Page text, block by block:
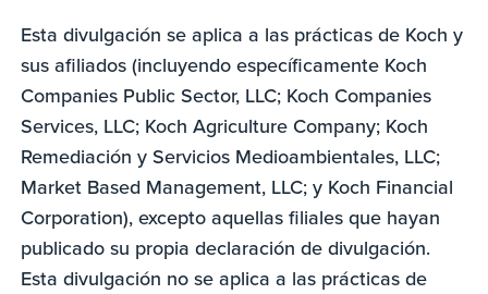
Esta divulgación se aplica a las prácticas de Koch y
sus afiliados (incluyendo específicamente Koch
Companies Public Sector, LLC; Koch Companies
Services, LLC; Koch Agriculture Company; Koch
Remediación y Servicios Medioambientales, LLC;
Market Based Management, LLC; y Koch Financial
Corporation), excepto aquellas filiales que hayan
publicado su propia declaración de divulgación.
Esta divulgación no se aplica a las prácticas de